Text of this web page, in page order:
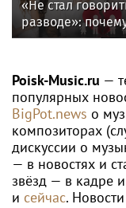
«Не стал
разводе»:
Джиган после
неожиданно
главным своих
Poisk-Music.ru —
популярных
BigPot.news о
композиторах
дискуссии о
— в новостях и
звёзд — в кадре
и сейчас.